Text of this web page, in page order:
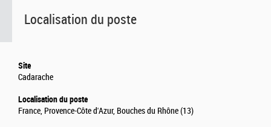
Localisation du poste
Site
Cadarache
Localisation du poste
France, Provence-Côte d'Azur, Bouches du Rhône (13)